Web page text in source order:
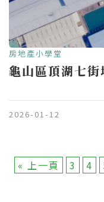
房地產小學堂
龜山區頂湖七
2026-01-12
« 上一頁 3 4